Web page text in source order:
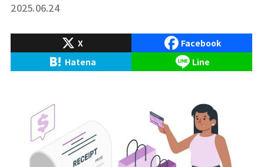
2025.06.24
X
Facebook
Hatena
Line